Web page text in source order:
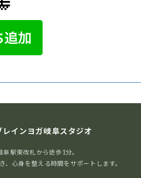
レインヨガ岐阜スタジオ
阜駅東改札から徒歩1分。
、心身を整える時間をサポートします。